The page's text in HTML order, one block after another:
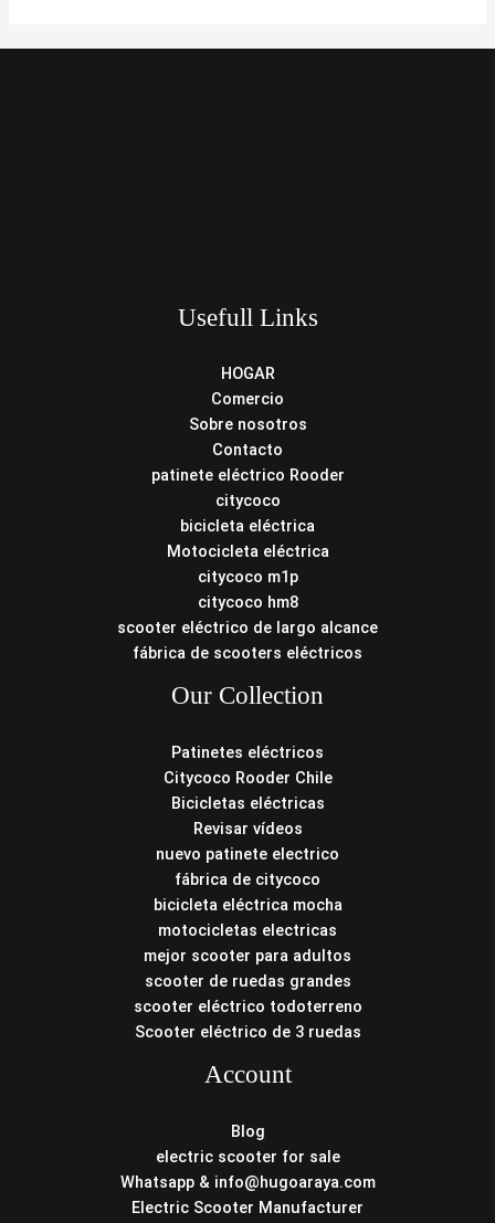
Usefull Links
HOGAR
Comercio
Sobre nosotros
Contacto
patinete eléctrico Rooder
citycoco
bicicleta eléctrica
Motocicleta eléctrica
citycoco m1p
citycoco hm8
scooter eléctrico de largo alcance
fábrica de scooters eléctricos
Our Collection
Patinetes eléctricos
Citycoco Rooder Chile
Bicicletas eléctricas
Revisar vídeos
nuevo patinete electrico
fábrica de citycoco
bicicleta eléctrica mocha
motocicletas electricas
mejor scooter para adultos
scooter de ruedas grandes
scooter eléctrico todoterreno
Scooter eléctrico de 3 ruedas
Account
Blog
electric scooter for sale
Whatsapp & info@hugoaraya.com
Electric Scooter Manufacturer